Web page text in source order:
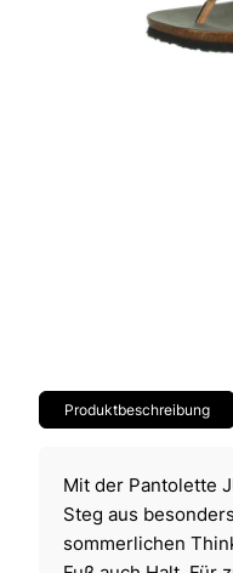
Produktbeschreibung
Mit der Pantolette
Steg aus
sommerlichen